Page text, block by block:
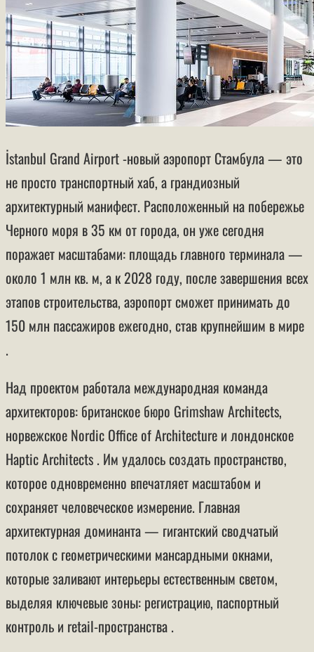
İstanbul Grand Airport -новый аэропорт Стамбула — это
не просто транспортный хаб, а грандиозный
архитектурный манифест. Расположенный на побережье
Черного моря в 35 км от города, он уже сегодня
поражает масштабами: площадь главного терминала —
около 1 млн кв. м, а к 2028 году, после завершения всех
этапов строительства, аэропорт сможет принимать до
150 млн пассажиров ежегодно, став крупнейшим в мире
.
Над проектом работала международная команда
архитекторов: британское бюро Grimshaw Architects,
норвежское Nordic Office of Architecture и лондонское
Haptic Architects . Им удалось создать пространство,
которое одновременно впечатляет масштабом и
сохраняет человеческое измерение. Главная
архитектурная доминанта — гигантский сводчатый
потолок с геометрическими мансардными окнами,
которые заливают интерьеры естественным светом,
выделяя ключевые зоны: регистрацию, паспортный
контроль и retail-пространства .